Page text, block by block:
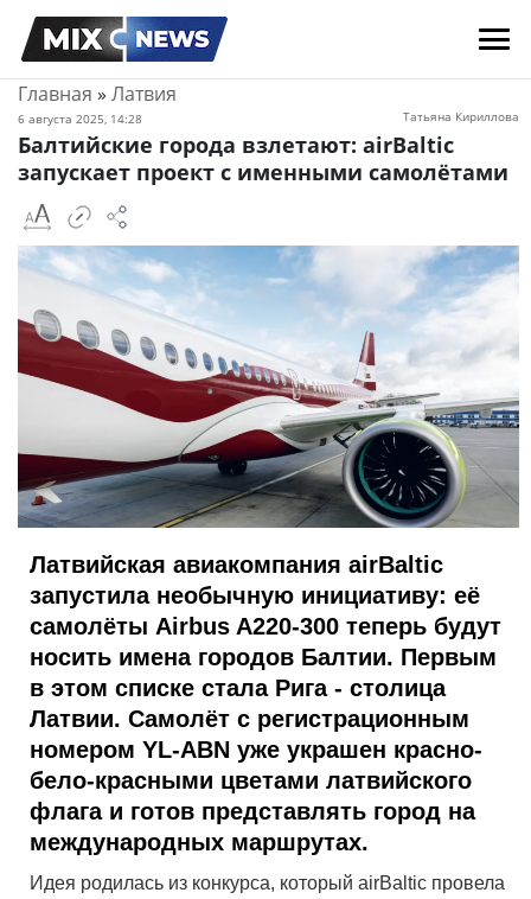
Главная » Латвия
6 августа 2025, 14:28 Татьяна Кириллова
Балтийские города взлетают: airBaltic
запускает проект с именными самолётами
Латвийская авиакомпания airBaltic
запустила необычную инициативу: её
самолёты Airbus A220-300 теперь будут
носить имена городов Балтии. Первым
в этом списке стала Рига - столица
Латвии. Самолёт с регистрационным
номером YL-ABN уже украшен красно-
бело-красными цветами латвийского
флага и готов представлять город на
международных маршрутах.
Идея родилась из конкурса, который airBaltic провела